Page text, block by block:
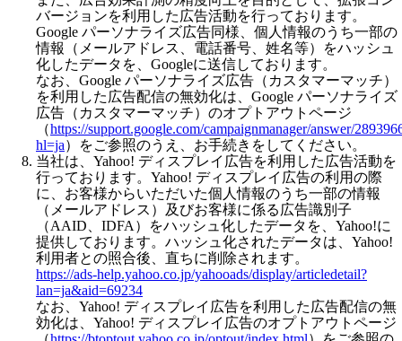
バージョンを利用した広告活動を行っております。
Google パーソナライズ広告同様、個人情報のうち一部の
情報（メールアドレス、電話番号、姓名等）をハッシュ
化したデータを、Googleに送信しております。
なお、Google パーソナライズ広告（カスタマーマッチ）
を利用した広告配信の無効化は、Google パーソナライズ
広告（カスタマーマッチ）のオプトアウトページ
（https://support.google.com/campaignmanager/answer/
hl=ja）をご参照のうえ、お手続きをしてください。
当社は、Yahoo! ディスプレイ広告を利用した広告活動を
行っております。Yahoo! ディスプレイ広告の利用の際
に、お客様からいただいた個人情報のうち一部の情報
（メールアドレス）及びお客様に係る広告識別子
（AAID、IDFA）をハッシュ化したデータを、Yahoo!に
提供しております。ハッシュ化されたデータは、Yahoo!
利用者との照合後、直ちに削除されます。
https://ads-help.yahoo.co.jp/yahooads/display/articledetail?
lan=ja&aid=69234
なお、Yahoo! ディスプレイ広告を利用した広告配信の無
効化は、Yahoo! ディスプレイ広告のオプトアウトページ